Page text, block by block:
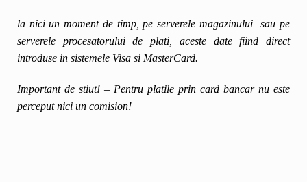
la nici un moment de timp, pe serverele magazinului
sau pe
serverele procesatorului de plati, aceste date fiind direct
introduse in sistemele Visa si MasterCard.
Important de stiut! – Pentru platile prin card bancar nu este
perceput nici un comision!